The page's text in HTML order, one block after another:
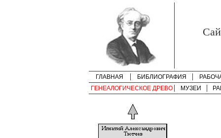
ГЛАВНАЯ БИБЛИОГРАФИЯ
ГЕНЕАЛОГИЧЕСКОЕ ДРЕВО
МУЗЕИ